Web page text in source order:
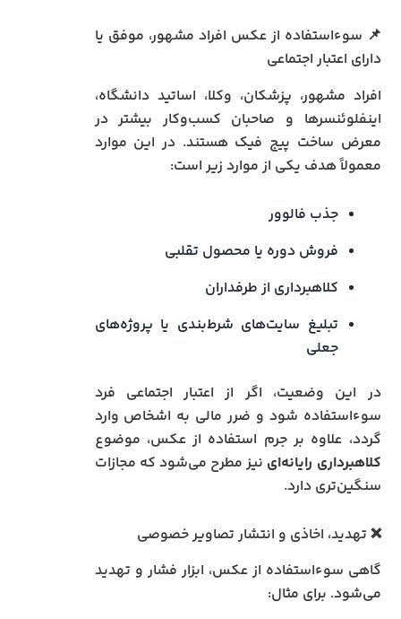
📌 سوءاستفاده از عکس افراد مشهور، موفق یا
دارای اعتبار اجتماعی
افراد مشهور، پزشکان، وکلا، اساتید دانشگاه،
اینفلوئنسرها و صاحبان کسب‌وکار بیشتر در
معرض ساخت پیج فیک هستند. در این موارد
معمولاً هدف یکی از موارد زیر است:
جذب فالوور
فروش دوره یا محصول تقلبی
کلاهبرداری از طرفداران
تبلیغ سایت‌های شرط‌بندی یا پروژه‌های
جعلی
در این وضعیت، اگر از اعتبار اجتماعی فرد
سوءاستفاده شود و ضرر مالی به اشخاص وارد
گردد، علاوه بر جرم استفاده از عکس، موضوع
کلاهبرداری رایانه‌ای نیز مطرح می‌شود که مجازات
سنگین‌تری دارد.
❌ تهدید، اخاذی و انتشار تصاویر خصوصی
گاهی سوءاستفاده از عکس، ابزار فشار و تهدید
می‌شود. برای مثال: